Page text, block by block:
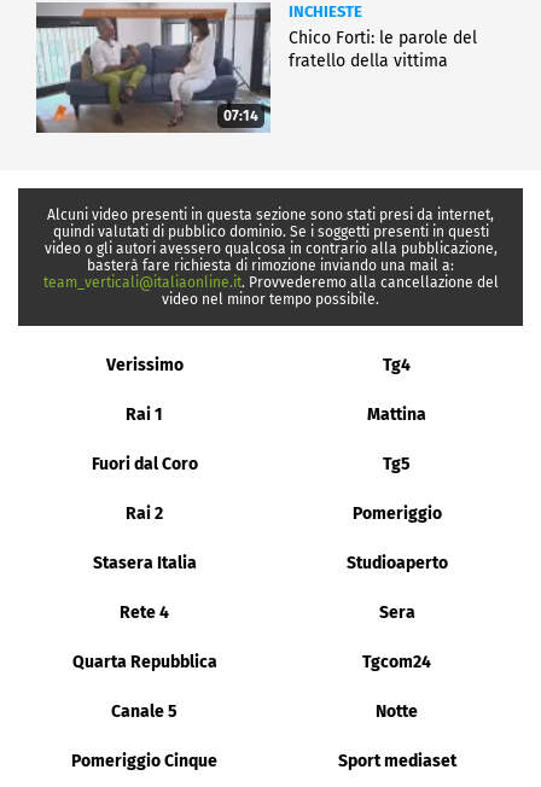
07:14
INCHIESTE
Chico Forti: le parole del
fratello della vittima
Alcuni video presenti in questa sezione sono stati presi da internet,
quindi valutati di pubblico dominio. Se i soggetti presenti in questi
video o gli autori avessero qualcosa in contrario alla pubblicazione,
basterà fare richiesta di rimozione inviando una mail a:
team_verticali@italiaonline.it. Provvederemo alla cancellazione del
video nel minor tempo possibile.
Verissimo Tg4
Rai 1 Mattina
Fuori dal Coro Tg5
Rai 2 Pomeriggio
Stasera Italia Studioaperto
Rete 4 Sera
Quarta Repubblica Tgcom24
Canale 5 Notte
Pomeriggio Cinque Sport mediaset